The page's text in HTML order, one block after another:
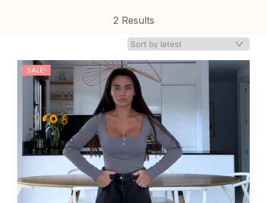
2 Results
SALE!